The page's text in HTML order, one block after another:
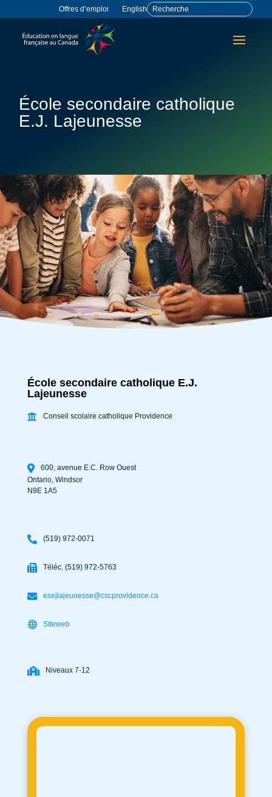
Offres d’emploi English
École secondaire catholique
E.J. Lajeunesse
École secondaire catholique E.J.
Lajeunesse
Conseil scolaire catholique Providence
600, avenue E.C. Row Ouest
Ontario, Windsor
N9E 1A5
(519) 972-0071
Téléc. (519) 972-5763
esejlajeunesse@cscprovidence.ca
Siteweb
Niveaux 7-12